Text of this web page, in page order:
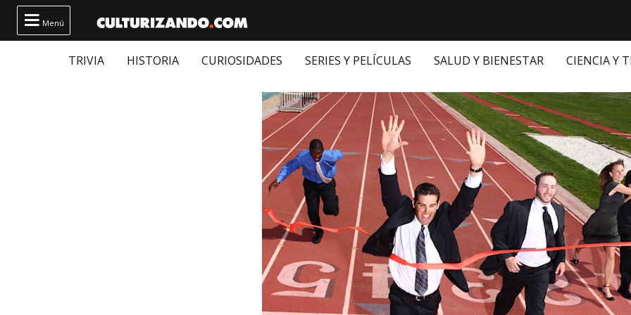
 Menú
TRIVIA HISTORIA CURIOSIDADES SERIES Y PELÍCULAS SALUD Y BIENESTAR CIENCIA Y